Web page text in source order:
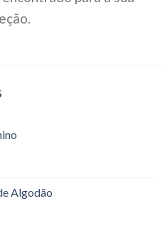
Algodão